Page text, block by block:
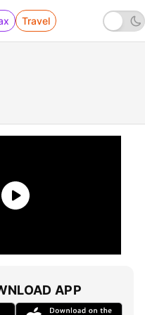
Travel
APP